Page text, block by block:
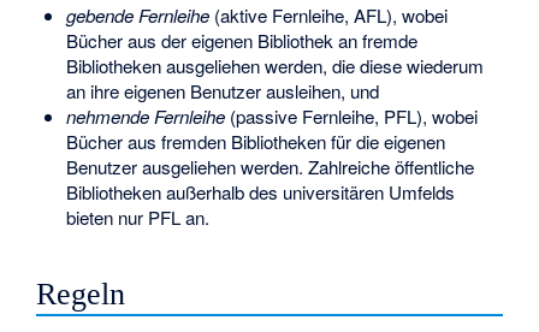
gebende Fernleihe(aktive Fernleihe, AFL), wobei
Bücher aus der eigenen Bibliothek an fremde
Bibliotheken ausgeliehen werden, die diese wiederum
an ihre eigenen Benutzer ausleihen, und
nehmende Fernleihe(passive Fernleihe, PFL), wobei
Bücher aus fremden Bibliotheken für die eigenen
Benutzer ausgeliehen werden. Zahlreiche öffentliche
Bibliotheken außerhalb des universitären Umfelds
bieten nur PFL an.
Regeln